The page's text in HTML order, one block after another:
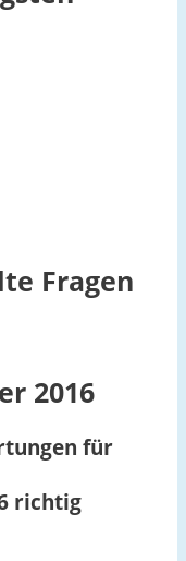
Fragen
2016
für
richtig